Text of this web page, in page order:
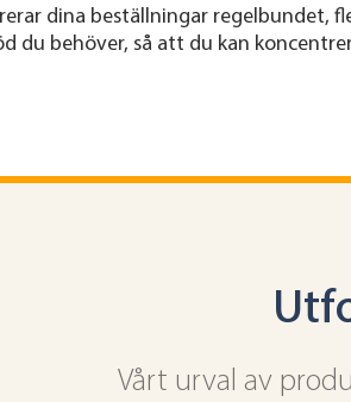
dina beställningar regelbundet,
du behöver, så att du kan
Vårt urval av